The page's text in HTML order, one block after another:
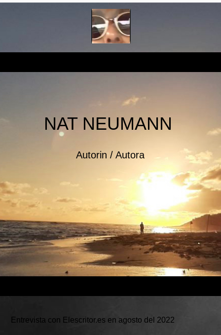
NAT NEUMANN
Autorin / Autora
Entrevista con Elescritor.es en agosto del 2022